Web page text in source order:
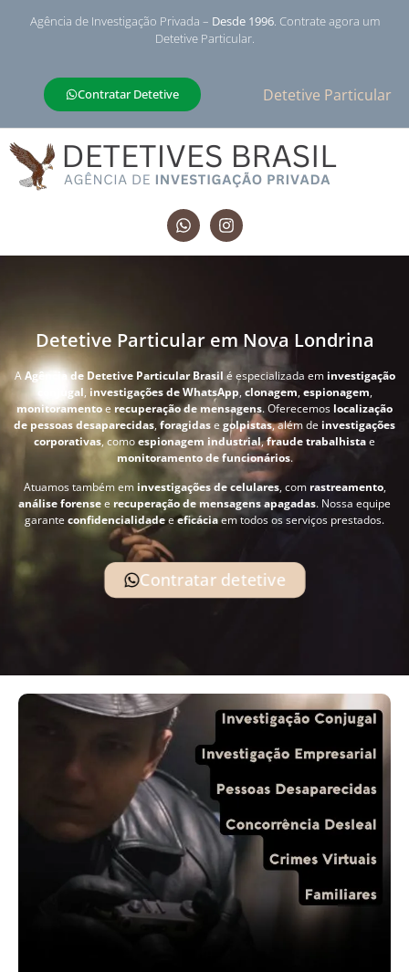
Agência de Investigação Privada – Desde 1996. Contrate agora um
Detetive Particular.
Contratar Detetive Detetive Particular
Detetive Particular em Nova Londrina
AAgência de Detetive Particular Brasil é especializada em investigação
conjugal, investigações de WhatsApp, clonagem,espionagem,
monitoramentoe recuperação de mensagens. Oferecemos localização
de pessoas desaparecidas, foragidase golpistas, além de investigações
corporativas, comoespionagem industrial,fraude trabalhistae
monitoramento de funcionários.
Atuamos também em investigações de celulares, com rastreamento,
análise forensee recuperação de mensagens apagadas. Nossa equipe
garante confidencialidadeeeficáciaem todos os serviços prestados.
Contratar detetive